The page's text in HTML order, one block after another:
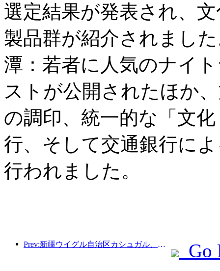
選定結果が発表され、
製品群が紹介されまし
潭：若者に人気のナイ
ストが公開されたほか
の調印、統一的な「文
行、そして交通銀行に
行われました。
Prev:新疆ウイグル自治区カシュガル、民族間交流の促進に向けた観光振興イベントを開催 Go